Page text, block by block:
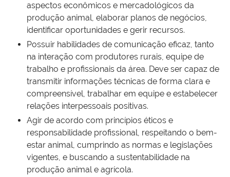
aspectos econômicos e mercadológicos da
produção animal, elaborar planos de negócios,
identificar oportunidades e gerir recursos.
Possuir habilidades de comunicação eficaz, tanto
na interação com produtores rurais, equipe de
trabalho e profissionais da área. Deve ser capaz de
transmitir informações técnicas de forma clara e
compreensível, trabalhar em equipe e estabelecer
relações interpessoais positivas.
Agir de acordo com princípios éticos e
responsabilidade profissional, respeitando o bem-
estar animal, cumprindo as normas e legislações
vigentes, e buscando a sustentabilidade na
produção animal e agrícola.